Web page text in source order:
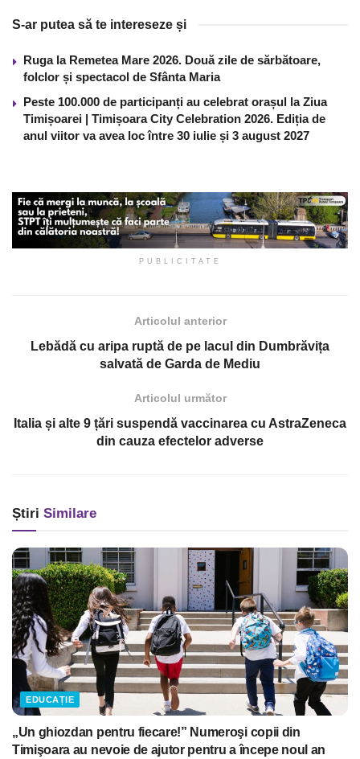
S-ar putea să te intereseze și
Ruga la Remetea Mare 2026. Două zile de sărbătoare,
folclor și spectacol de Sfânta Maria
Peste 100.000 de participanți au celebrat orașul la Ziua
Timișoarei | Timișoara City Celebration 2026. Ediția de
anul viitor va avea loc între 30 iulie și 3 august 2027
PUBLICITATE
Articolul anterior
Lebădă cu aripa ruptă de pe lacul din Dumbrăvița
salvată de Garda de Mediu
Articolul următor
Italia și alte 9 țări suspendă vaccinarea cu AstraZeneca
din cauza efectelor adverse
Știri Similare
EDUCAȚIE
„Un ghiozdan pentru fiecare!” Numeroşi copii din
Timişoara au nevoie de ajutor pentru a începe noul an